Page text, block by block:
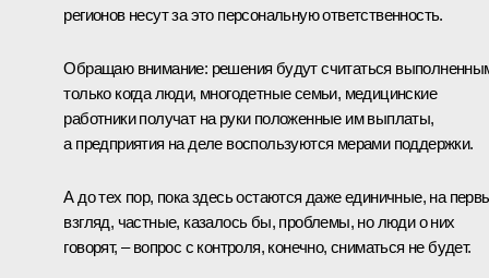
регионов несут за это персональную ответственность.
Обращаю внимание: решения будут считаться
только когда люди, многодетные семьи, медицинские
работники получат на руки положенные им выплаты,
а предприятия на деле воспользуются мерами поддержки.
А до тех пор, пока здесь остаются даже единичные, на
взгляд, частные, казалось бы, проблемы, но люди о них
говорят, – вопрос с контроля, конечно, сниматься не будет.